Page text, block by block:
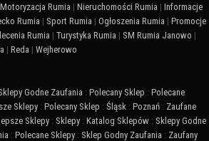
Motoryzacja Rumia | Nieruchomości Rumia | Informacje
Rumia | Sport Rumia | Ogłoszenia Rumia | Promocje
Rumia | Turystyka Rumia | SM Rumia Janowo |
| Reda | Wejherowo
Godne Zaufania : Polecany Sklep : Polecane
Sklepy : Polecany Sklep : Śląsk : Poznań : Zaufane
Sklepy : Sklepy : Katalog Sklepów : Sklepy Godne
: Polecane Sklepy : Sklep Godny Zaufania : Zaufany